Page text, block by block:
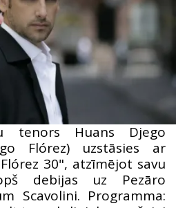
tenors Huans Djego
Flórez) uzstāsies ar
30", atzīmējot savu
debijas uz Pezāro
Scavolini. Programma: